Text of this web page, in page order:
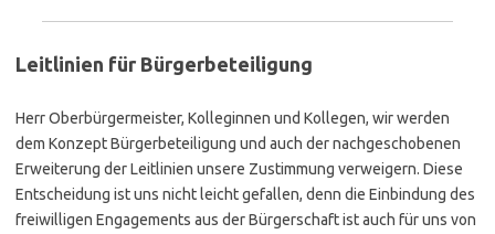
Leitlinien für Bürgerbeteiligung
Herr Oberbürgermeister, Kolleginnen und Kollegen, wir werden
dem Konzept Bürgerbeteiligung und auch der nachgeschobenen
Erweiterung der Leitlinien unsere Zustimmung verweigern. Diese
Entscheidung ist uns nicht leicht gefallen, denn die Einbindung des
freiwilligen Engagements aus der Bürgerschaft ist auch für uns von